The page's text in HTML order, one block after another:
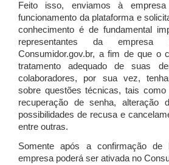
Feito isso, enviamos à
funcionamento da plataforma e
conhecimento é de fundamental
representantes da
Consumidor.gov.br, a fim de que o
tratamento adequado de suas
colaboradores, por sua vez,
sobre questões técnicas, tais
recuperação de senha, alteração
possibilidades de recusa e
entre outras.
Somente após a confirmação
empresa poderá ser ativada no